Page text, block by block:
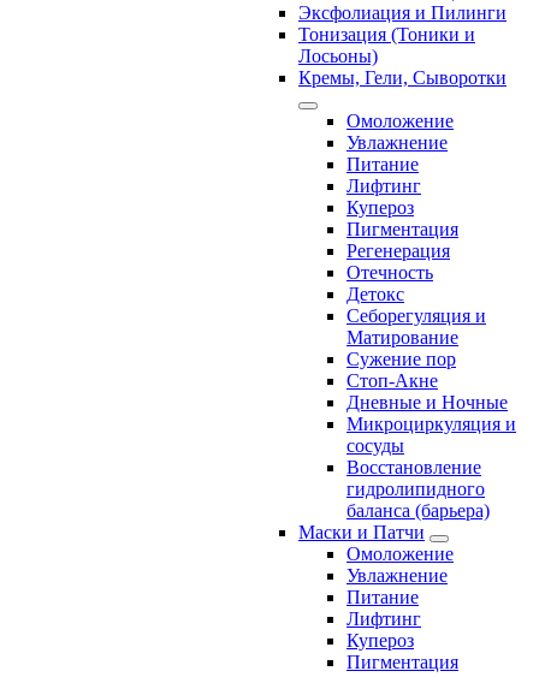
Эксфолиация и Пилинги
Тонизация (Тоники и
Лосьоны)
Кремы, Гели, Сыворотки
Омоложение
Увлажнение
Питание
Лифтинг
Купероз
Пигментация
Регенерация
Отечность
Детокс
Себорегуляция и
Матирование
Сужение пор
Стоп-Акне
Дневные и Ночные
Микроциркуляция и
сосуды
Восстановление
гидролипидного
баланса (барьера)
Маски и Патчи
Омоложение
Увлажнение
Питание
Лифтинг
Купероз
Пигментация